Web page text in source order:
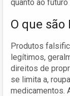
quanto ao
O que
Produtos
legítimos,
direitos de
se limita a,
medicamentos.